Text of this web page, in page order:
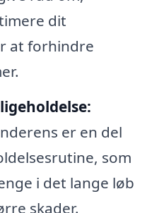
dit
at forhindre
er en del
som
i det lange løb
skader.